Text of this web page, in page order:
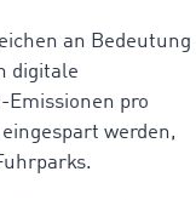
an Bedeutung
digitale
Emissionen pro
werden,